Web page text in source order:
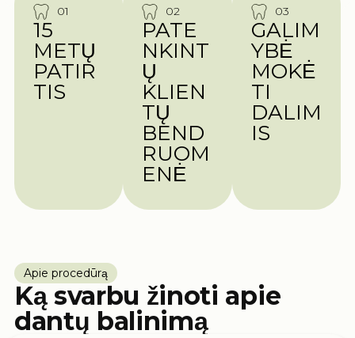
01
15
METŲ
PATIR
TIS
02
PATE
NKINT
Ų
KLIEN
TŲ
BEND
RUOM
ENĖ
03
GALIM
YBĖ
MOKĖ
TI
DALIM
IS
Apie procedūrą
Ką svarbu žinoti apie
dantų balinimą